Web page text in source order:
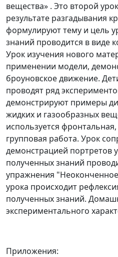
вещества» . Это второй
результате разгадывания
формулируют тему и цель
знаний проводится в виде
Урок изучения нового
применении модели,
броуновское движение.
проводят ряд
демонстрируют примеры
жидких и газообразных
используется
групповая работа. Урок
демонстрацией портретов
полученных знаний
упражнения
урока происходит
полученных знаний.
экспериментального
Приложения: